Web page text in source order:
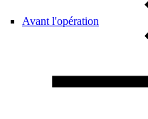
Avant l'opération